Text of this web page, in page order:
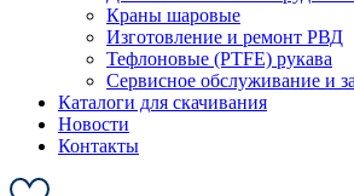
Краны шаровые
Изготовление и ремонт РВД
Тефлоновые (PTFE) рукава
Сервисное обслуживание и
Каталоги для скачивания
Новости
Контакты